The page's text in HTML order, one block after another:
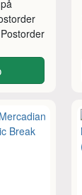
Postorder